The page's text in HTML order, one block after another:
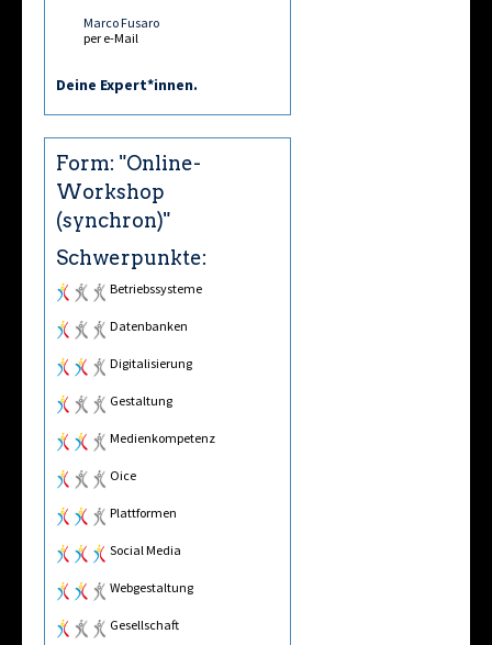
Marco Fusaro
per e-Mail
Deine Expert*innen.
Form: "Online-
Workshop
(synchron)"
Schwerpunkte:
Betriebssysteme
Datenbanken
Digitalisierung
Gestaltung
Medienkompetenz
Office
Plattformen
Social Media
Webgestaltung
Gesellschaft